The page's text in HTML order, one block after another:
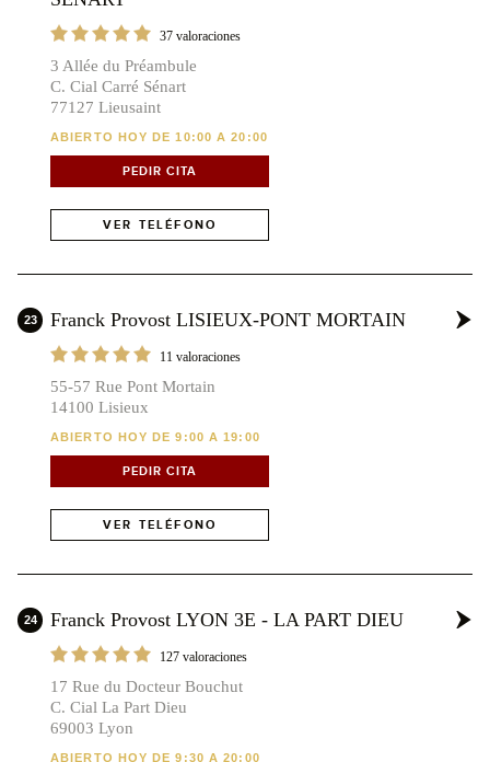
37 valoraciones
3 Allée du Préambule
C. Cial Carré Sénart
77127 Lieusaint
ABIERTO HOY DE 10:00 A 20:00
PEDIR CITA
VER TELÉFONO
23 Franck Provost LISIEUX-PONT MORTAIN
11 valoraciones
55-57 Rue Pont Mortain
14100 Lisieux
ABIERTO HOY DE 9:00 A 19:00
PEDIR CITA
VER TELÉFONO
24 Franck Provost LYON 3E - LA PART DIEU
127 valoraciones
17 Rue du Docteur Bouchut
C. Cial La Part Dieu
69003 Lyon
ABIERTO HOY DE 9:30 A 20:00